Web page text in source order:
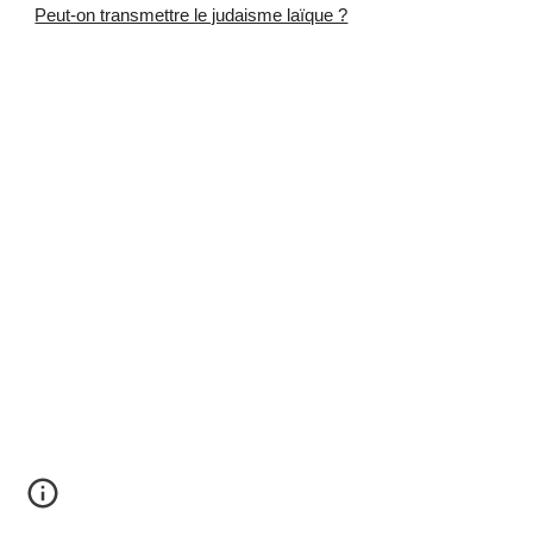
Peut-on transmettre le judaisme laïque ?